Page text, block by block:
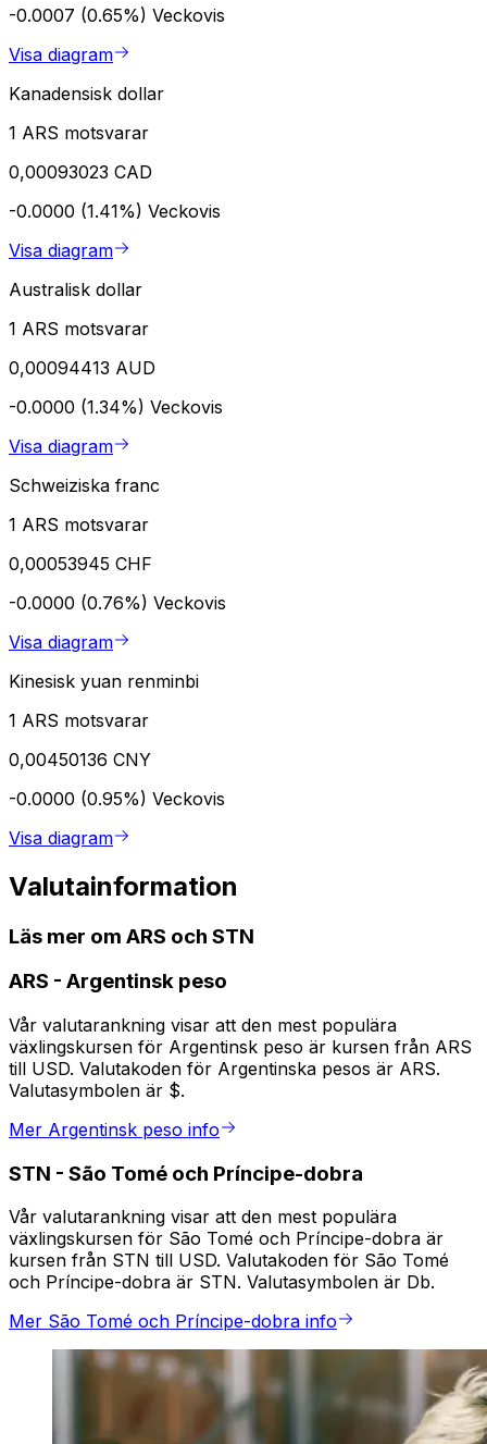
-0.0007 (0.65%) Veckovis
Visa diagram
Kanadensisk dollar
1 ARS motsvarar
0,00093023 CAD
-0.0000 (1.41%) Veckovis
Visa diagram
Australisk dollar
1 ARS motsvarar
0,00094413 AUD
-0.0000 (1.34%) Veckovis
Visa diagram
Schweiziska franc
1 ARS motsvarar
0,00053945 CHF
-0.0000 (0.76%) Veckovis
Visa diagram
Kinesisk yuan renminbi
1 ARS motsvarar
0,00450136 CNY
-0.0000 (0.95%) Veckovis
Visa diagram
Valutainformation
Läs mer om ARS och STN
ARS - Argentinsk peso
Vår valutarankning visar att den mest populära
växlingskursen för Argentinsk peso är kursen från ARS
till USD. Valutakoden för Argentinska pesos är ARS.
Valutasymbolen är $.
Mer Argentinsk peso info
STN - São Tomé och Príncipe-dobra
Vår valutarankning visar att den mest populära
växlingskursen för São Tomé och Príncipe-dobra är
kursen från STN till USD. Valutakoden för São Tomé
och Príncipe-dobra är STN. Valutasymbolen är Db.
Mer São Tomé och Príncipe-dobra info